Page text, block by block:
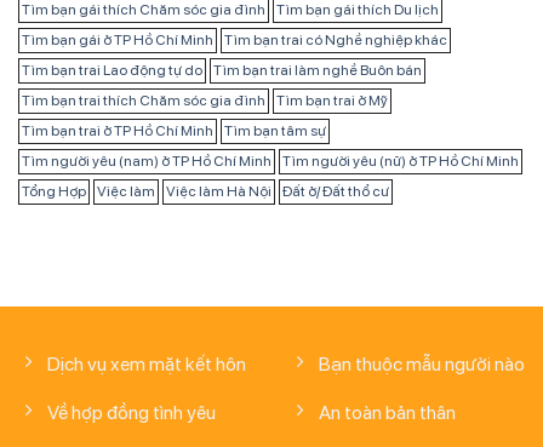
Tìm bạn gái thích Chăm sóc gia đình
Tìm bạn gái thích Du lịch
Tìm bạn gái ở TP Hồ Chí Minh
Tìm bạn trai có Nghề nghiệp khác
Tìm bạn trai Lao động tự do
Tìm bạn trai làm nghề Buôn bán
Tìm bạn trai thích Chăm sóc gia đình
Tìm bạn trai ở Mỹ
Tìm bạn trai ở TP Hồ Chí Minh
Tìm bạn tâm sự
Tìm người yêu (nam) ở TP Hồ Chí Minh
Tìm người yêu (nữ) ở TP Hồ Chí Minh
Tổng Hợp
Việc làm Việc làm Hà Nội Đất ở/ Đất thổ cư
Dịch vụ xem mặt kết hôn
Về hợp đồng tình yêu
Bạn thuộc mẫu người nào
An toàn bản thân